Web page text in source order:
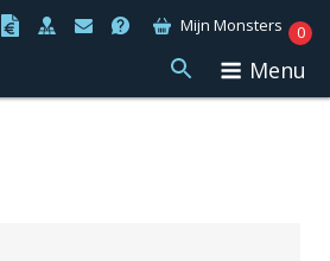
Mijn Monsters 0
Menu